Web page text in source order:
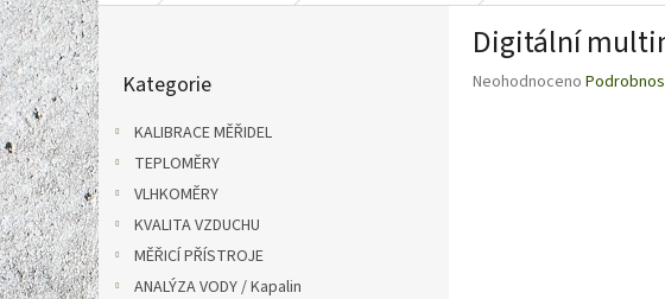
P
o
s
t
r
a
n
n
í
p
a
kategorie
Kategorie
KALIBRACE MĚŘIDEL
TEPLOMĚRY
VLHKOMĚRY
KVALITA VZDUCHU
MĚŘICÍ PŘÍSTROJE
ANALÝZA VODY / Kapalin
Digitální
Průměrné
Neohodnoceno